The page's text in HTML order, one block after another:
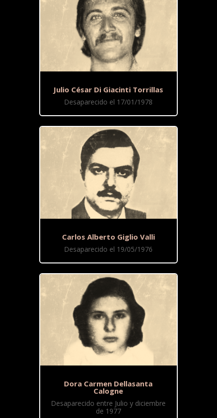
Julio César Di Giacinti Torrillas
Desaparecido el 17/01/1978
Carlos Alberto Giglio Valli
Desaparecido el 19/05/1976
Dora Carmen Dellasanta
Calogne
Desaparecido entre Julio y diciembre
de 1977